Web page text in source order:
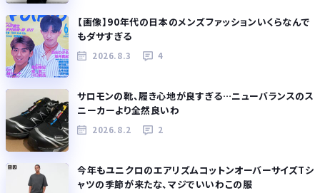
【画像】90年代の日本のメンズファッションいくらなんで
もダサすぎる
2026.8.3 4
サロモンの靴、履き心地が良すぎる…ニューバランスのス
ニーカーより全然良いわ
2026.8.2 2
今年もユニクロのエアリズムコットンオーバーサイズTシ
ャツの季節が来たな、マジでいいわこの服